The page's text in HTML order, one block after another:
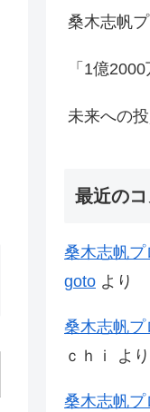
桑木志帆
「1億
未来への投
最近のコ
桑木志帆プ
goto より
桑木志帆プ
ｃｈｉ
より
桑木志帆プ